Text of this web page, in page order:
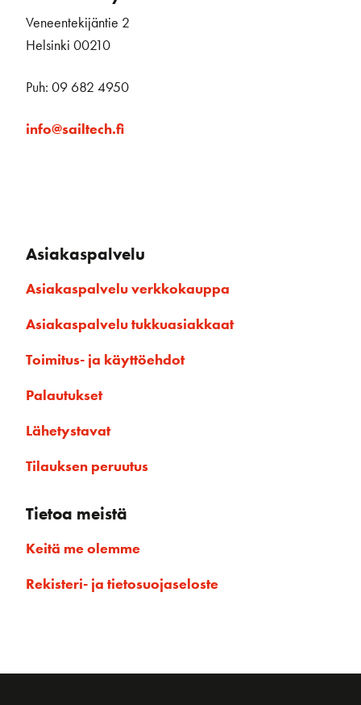
Veneentekijäntie 2
Helsinki 00210
Puh: 09 682 4950
info@sailtech.fi
Asiakaspalvelu
Asiakaspalvelu verkkokauppa
Asiakaspalvelu tukkuasiakkaat
Toimitus- ja käyttöehdot
Palautukset
Lähetystavat
Tilauksen peruutus
Tietoa meistä
Keitä me olemme
Rekisteri- ja tietosuojaseloste